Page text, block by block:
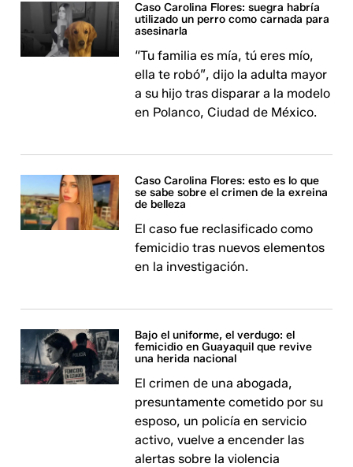
Caso Carolina Flores: suegra habría
utilizado un perro como carnada para
asesinarla
“Tu familia es mía, tú eres mío,
ella te robó”, dijo la adulta mayor
a su hijo tras disparar a la modelo
en Polanco, Ciudad de México.
Caso Carolina Flores: esto es lo que
se sabe sobre el crimen de la exreina
de belleza
El caso fue reclasificado como
femicidio tras nuevos elementos
en la investigación.
Bajo el uniforme, el verdugo: el
femicidio en Guayaquil que revive
una herida nacional
El crimen de una abogada,
presuntamente cometido por su
esposo, un policía en servicio
activo, vuelve a encender las
alertas sobre la violencia